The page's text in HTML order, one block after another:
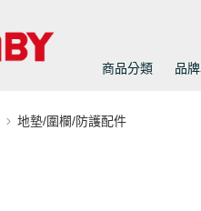
商品分類 品
地墊/圍欄/防護配件